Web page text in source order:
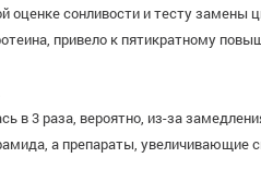
оценке сонливости и тесту замены
привело к пятикратному
в 3 раза, вероятно, из-за
а препараты, увеличивающие